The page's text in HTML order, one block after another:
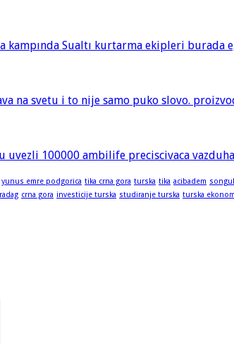
kampında Sualtı kurtarma ekipleri burada
na svetu i to nije samo puko slovo.
uvezli 100000 ambilife preciscivaca
yunus emre podgorica tika crna gora turska tika acibadem
crna gora investicije turska studiranje turska turska